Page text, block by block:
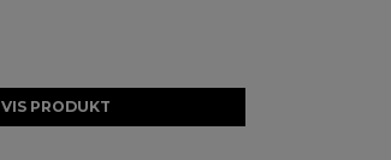
VIS PRODUKT